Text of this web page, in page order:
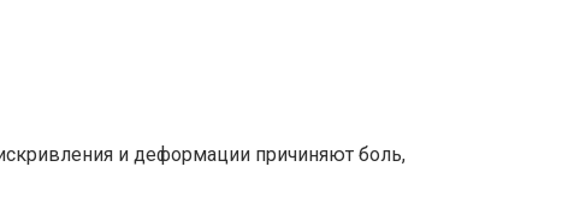
и деформации причиняют боль,